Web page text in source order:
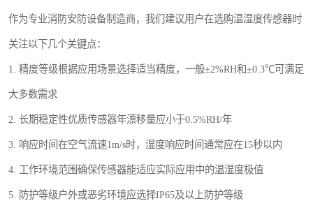
作为专业消防安防设备制造商，我们建议用户在选购温湿度传感器时
关注以下几个关键点：
1. 精度等级根据应用场景选择适当精度，一般±2%RH和±0.3℃可满足
大多数需求
2. 长期稳定性优质传感器年漂移量应小于0.5%RH/年
3. 响应时间在空气流速1m/s时，湿度响应时间通常应在15秒以内
4. 工作环境范围确保传感器能适应实际应用中的温湿度极值
5. 防护等级户外或恶劣环境应选择IP65及以上防护等级